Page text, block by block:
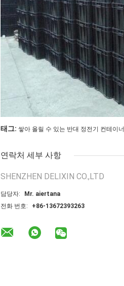
태그: 쌓아 올릴 수 있는 반대 정전기 컨테이너
연락처 세부 사항
SHENZHEN DELIXIN CO.,LTD
담당자:
Mr. aiertana
전화 번호:
+86-13672393263